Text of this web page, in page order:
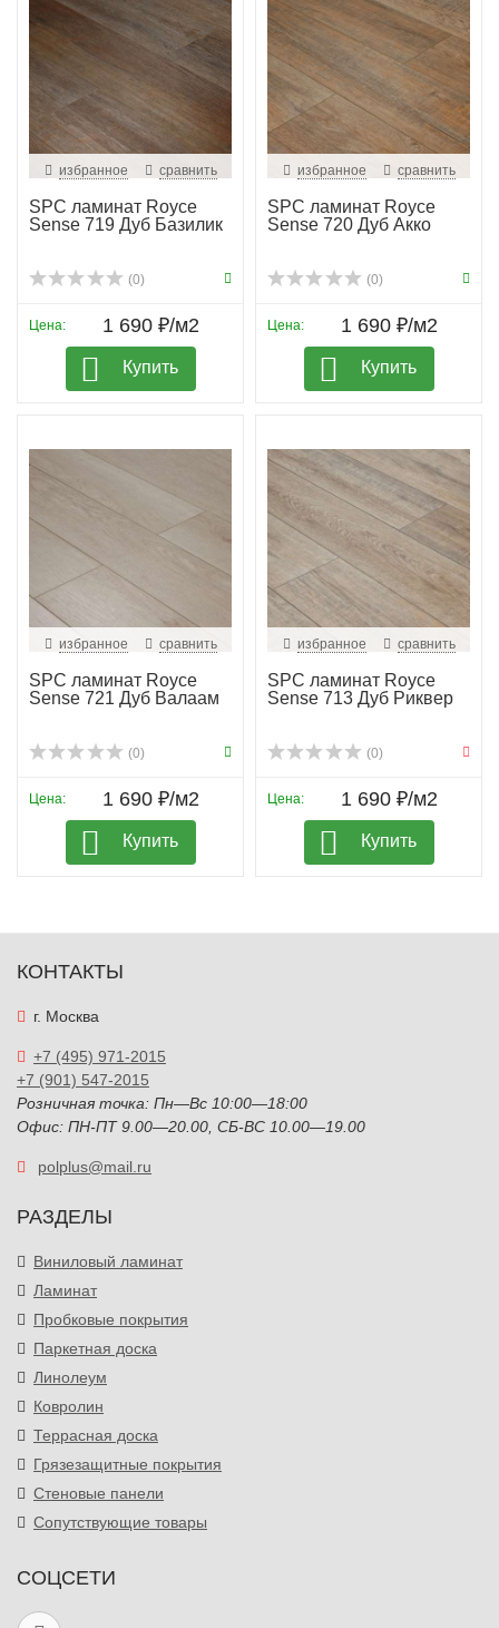
избранное сравнить
SPC ламинат Royce
Sense 719 Дуб Базилик
(0)
Цена: 1 690 ₽/м2
Купить
избранное сравнить
SPC ламинат Royce
Sense 720 Дуб Акко
(0)
Цена: 1 690 ₽/м2
Купить
избранное сравнить
SPC ламинат Royce
Sense 721 Дуб Валаам
(0)
Цена: 1 690 ₽/м2
Купить
избранное сравнить
SPC ламинат Royce
Sense 713 Дуб Риквер
(0)
Цена: 1 690 ₽/м2
Купить
КОНТАКТЫ
г. Москва
+7 (495) 971-2015
+7 (901) 547-2015
Розничная точка: Пн—Вс 10:00—18:00
Офис: ПН-ПТ 9.00—20.00, СБ-ВС 10.00—19.00
polplus@mail.ru
РАЗДЕЛЫ
Виниловый ламинат
Ламинат
Пробковые покрытия
Паркетная доска
Линолеум
Ковролин
Террасная доска
Грязезащитные покрытия
Стеновые панели
Сопутствующие товары
СОЦСЕТИ